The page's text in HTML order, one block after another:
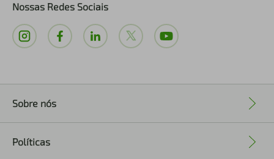
Nossas Redes Sociais
Sobre nós
Políticas